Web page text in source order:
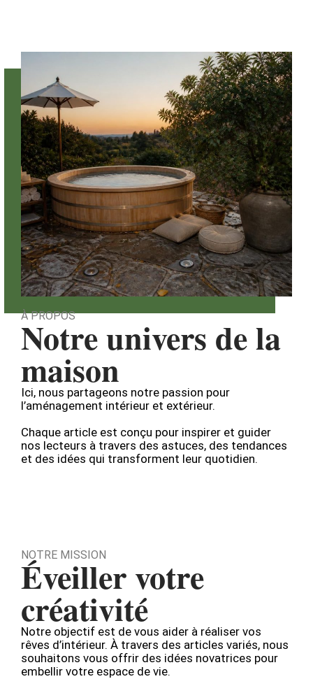
À PROPOS
Notre univers de la
maison
Ici, nous partageons notre passion pour
l’aménagement intérieur et extérieur.
Chaque article est conçu pour inspirer et guider
nos lecteurs à travers des astuces, des tendances
et des idées qui transforment leur quotidien.
NOTRE MISSION
Éveiller votre
créativité
Notre objectif est de vous aider à réaliser vos
rêves d’intérieur. À travers des articles variés, nous
souhaitons vous offrir des idées novatrices pour
embellir votre espace de vie.